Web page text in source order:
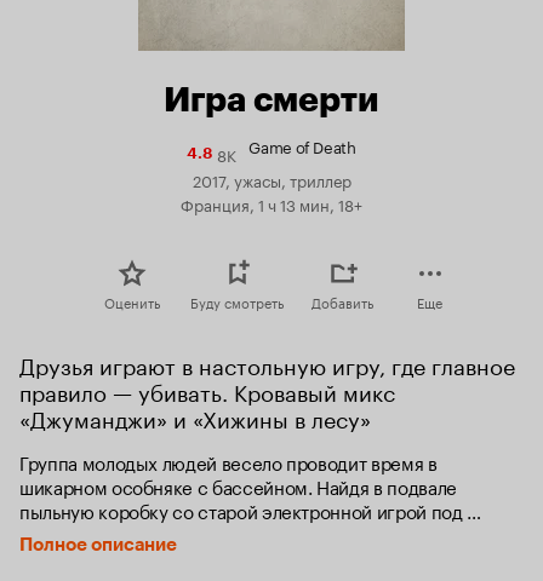
Игра смерти
4.8Рейтинг
Кинопоиска
8K Game of Death
2017, ужасы, триллер
Франция, 1 ч 13 мин, 18+
Оценить Буду смотреть Добавить Еще
Друзья играют в настольную игру, где главное
правило — убивать. Кровавый микс
«Джуманджи» и «Хижины в лесу»
Группа молодых людей весело проводит время в
шикарном особняке с бассейном. Найдя в подвале
пыльную коробку со старой электронной игрой под
недвусмысленным названием «Игра смерти», они решают
в неё сыграть. Шутки ради друзья прикладывают пальцы к
Полное описание